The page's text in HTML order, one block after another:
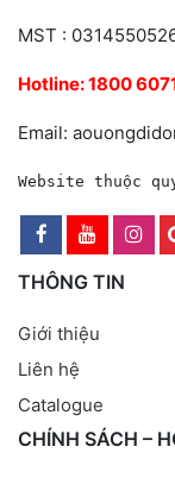
MST :
Hotline:1800
Email:
Website thuộc
THÔNG TIN
Giới thiệu
Liên hệ
Catalogue
CHÍNH SÁCH –